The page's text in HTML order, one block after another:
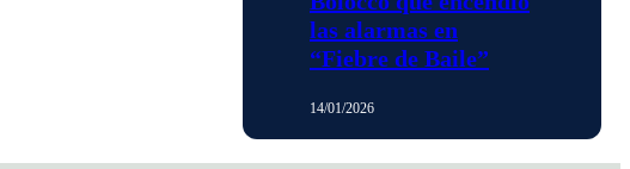
las alarmas en
“Fiebre de Baile”
14/01/2026